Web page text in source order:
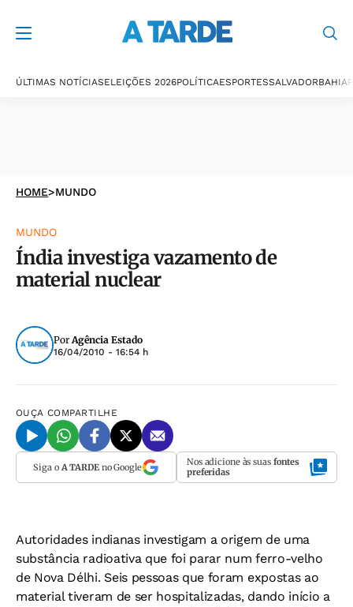
ÚLTIMAS NOTÍCIASELEIÇÕES 2026POLÍTICAESPORTESSALVADORBAHIA
HOME>MUNDO
MUNDO
Índia investiga vazamento de
material nuclear
PorAgência Estado
16/04/2010 - 16:54 h
OUÇA COMPARTILHE
Siga o A TARDEno Google Nos adicione às suas fontes
preferidas
Autoridades indianas investigam a origem de uma
substância radioativa que foi parar num ferro-velho
de Nova Délhi. Seis pessoas que foram expostas ao
material tiveram de ser hospitalizadas, dando início a